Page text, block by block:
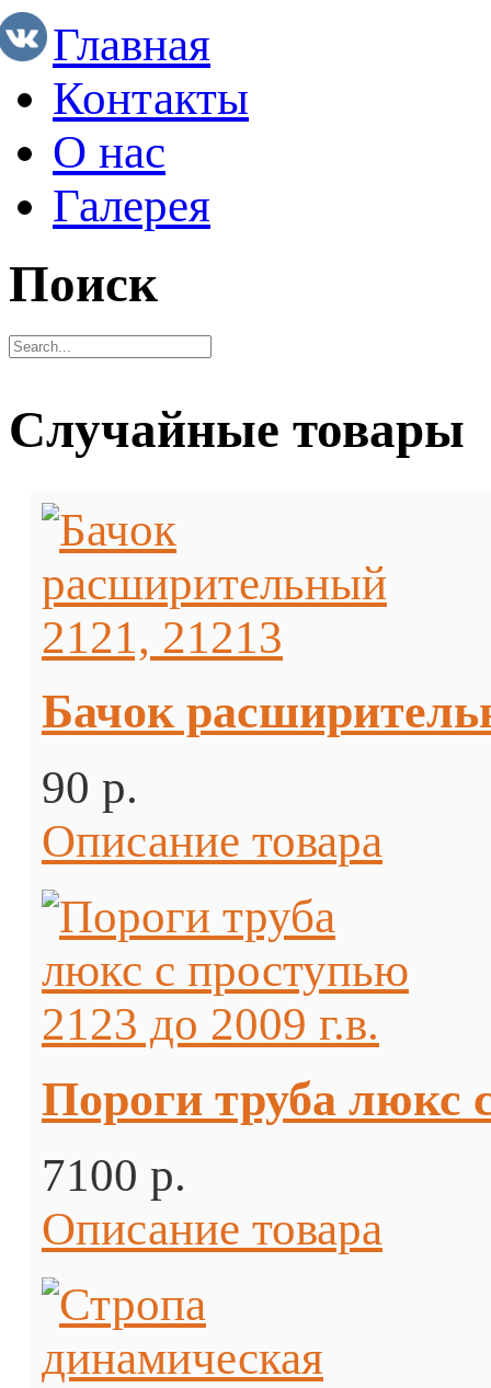
Главная
Контакты
О нас
Галерея
Поиск
Случайные товары
Бачок
90 p.
Описание товара
Пороги труба люкс
7100 p.
Описание товара